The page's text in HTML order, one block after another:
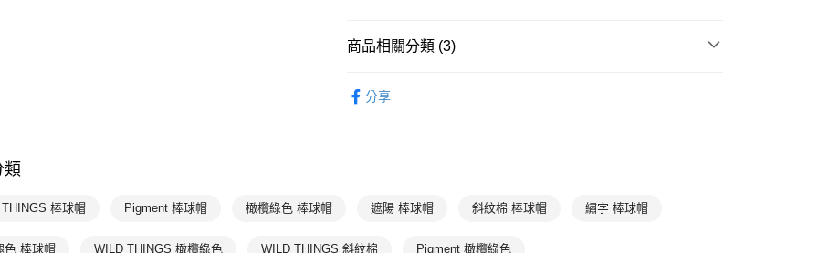
商品相關分類 (3)
分享
類
棒球帽 Pigment 棒球帽 橄欖綠色 棒球帽 遮陽 棒球帽 斜紋棉 棒球帽 繡字 棒球帽
色 棒球帽 WILD THINGS 橄欖綠色 WILD THINGS 斜紋棉 Pigment 橄欖綠色